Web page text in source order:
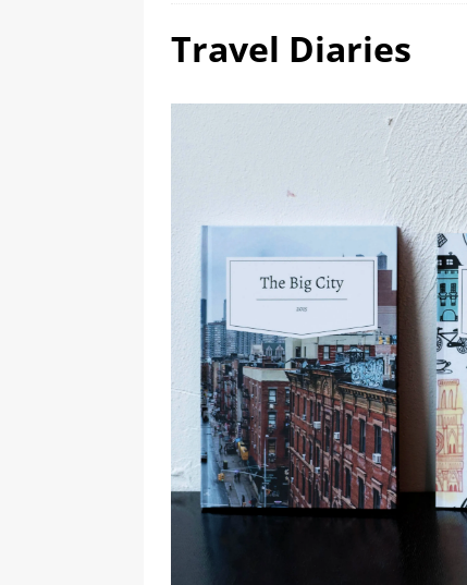
Travel Diaries